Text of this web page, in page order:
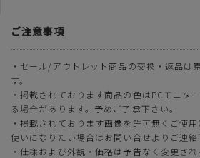
ご注意事項
・セール/アウトレット商品の交換・返品は
す。
・掲載されております商品の色はPCモニタ
る場合があります。予めご了承下さい。
・掲載されております画像を許可無くご使
使いになりたい場合はお問い合せよりご連絡
・仕様および外観・価格は予告なく変更さ